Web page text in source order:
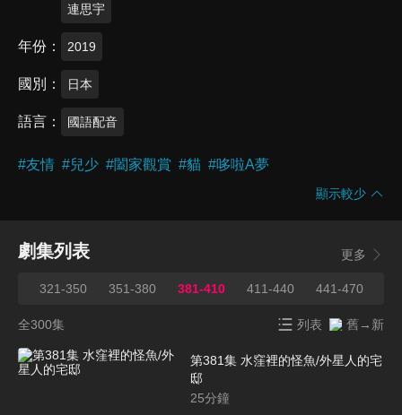
連思宇
年份 2019
國別 日本
語言 國語配音
#友情 #兒少 #闔家觀賞 #貓 #哆啦A夢
顯示較少
劇集列表 更多
321-350 351-380 381-410 411-440 441-470
全300集 列表 舊→新
第381集 水窪裡的怪魚/外星人的宅
邸
25分鐘